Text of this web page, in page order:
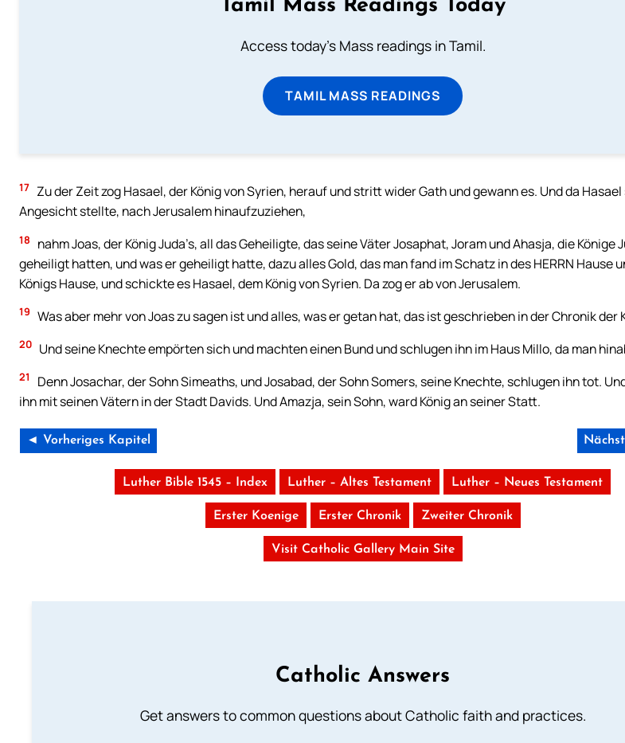
Tamil Mass Readings Today
Access today's Mass readings in Tamil.
TAMIL MASS READINGS
17 Zu der Zeit zog Hasael, der König von Syrien, herauf und stritt wider Gath und gewann es. Und da
Angesicht stellte, nach Jerusalem hinaufzuziehen,
18
nahm Joas, der König Juda’s, all das Geheiligte, das seine Väter Josaphat, Joram und Ahasja, die Könige
geheiligt hatten, und was er geheiligt hatte, dazu alles Gold, das man fand im Schatz in des HERRN Hause
Königs Hause, und schickte es Hasael, dem König von Syrien. Da zog er ab von Jerusalem.
19 Was aber mehr von Joas zu sagen ist und alles, was er getan hat, das ist geschrieben in der Chronik der
20 Und seine Knechte empörten sich und machten einen Bund und schlugen ihn im Haus Millo, da man
21
Denn Josachar, der Sohn Simeaths, und Josabad, der Sohn Somers, seine Knechte, schlugen ihn tot.
ihn mit seinen Vätern in der Stadt Davids. Und Amazja, sein Sohn, ward König an seiner Statt.
◄ Vorheriges Kapitel
Luther Bible 1545 – Index Luther – Altes Testament Luther – Neues Testament
Erster Koenige Erster Chronik Zweiter Chronik
Visit Catholic Gallery Main Site
Catholic Answers
Get answers to common questions about Catholic faith and practices.